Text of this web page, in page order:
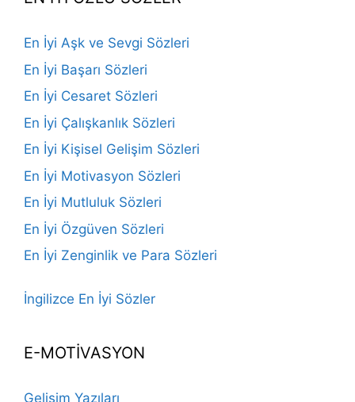
En İyi Aşk ve Sevgi Sözleri
En İyi Başarı Sözleri
En İyi Cesaret Sözleri
En İyi Çalışkanlık Sözleri
En İyi Kişisel Gelişim Sözleri
En İyi Motivasyon Sözleri
En İyi Mutluluk Sözleri
En İyi Özgüven Sözleri
En İyi Zenginlik ve Para Sözleri
İngilizce En İyi Sözler
E-MOTİVASYON
Gelişim Yazıları